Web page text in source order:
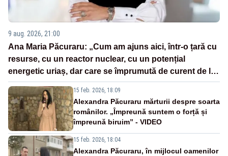
9 aug. 2026, 21:00
Ana Maria Păcuraru: „Cum am ajuns aici, într-o țară cu
resurse, cu un reactor nuclear, cu un potențial
energetic uriaș, dar care se împrumută de curent de la
vecini?”
15 feb. 2026, 18:09
Alexandra Păcuraru mărturii despre soarta
românilor. „Împreună suntem o forță și
împreună biruim” - VIDEO
15 feb. 2026, 18:04
Alexandra Păcuraru, în mijlocul oamenilor